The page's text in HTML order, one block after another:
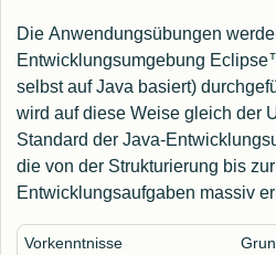
Die Anwendungsübungen
Entwicklungsumgebung Eclipse
selbst auf Java basiert)
wird auf diese Weise gleich der
Standard der Java-
die von der Strukturierung bis
Entwicklungsaufgaben massiv
Vorkenntnisse